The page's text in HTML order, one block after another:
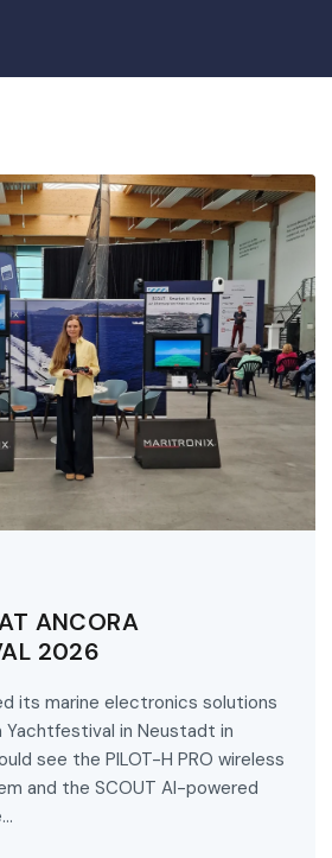
ANCORA
2026
its marine electronics solutions
in Neustadt in
see the PILOT-H PRO wireless
and the SCOUT AI-powered